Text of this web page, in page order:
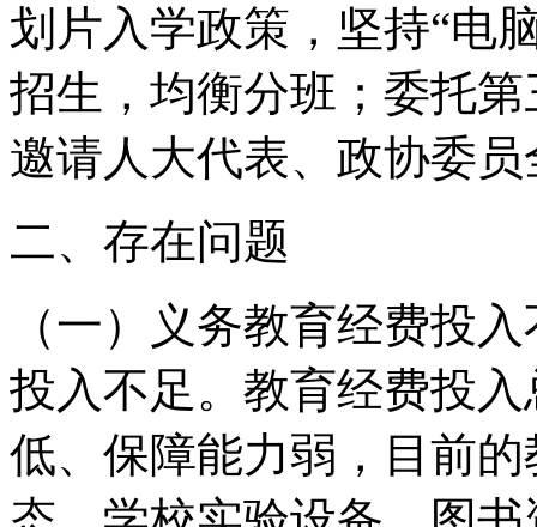
划片入学政策，坚持“电
招生，均衡分班；委托
邀请人大代表、政协委
二、存在问题
（一）义务教育经费投
投入不足。教育经费投
低、保障能力弱，目前